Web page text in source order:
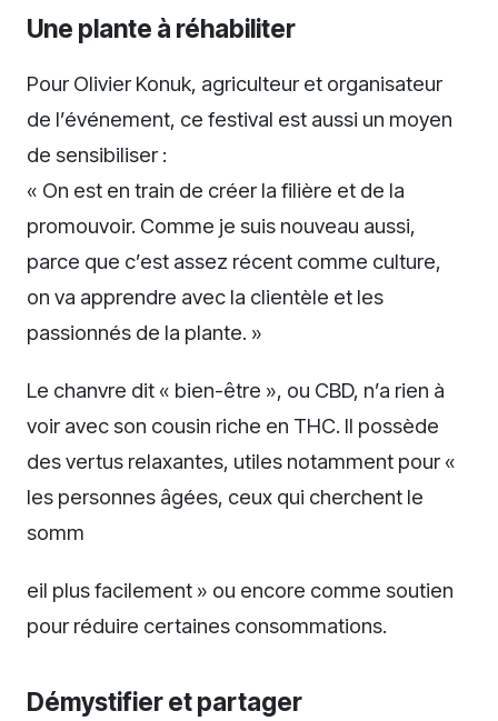
Une plante à réhabiliter
Pour Olivier Konuk, agriculteur et organisateur
de l’événement, ce festival est aussi un moyen
de sensibiliser :
« On est en train de créer la filière et de la
promouvoir. Comme je suis nouveau aussi,
parce que c’est assez récent comme culture,
on va apprendre avec la clientèle et les
passionnés de la plante. »
Le chanvre dit « bien-être », ou CBD, n’a rien à
voir avec son cousin riche en THC. Il possède
des vertus relaxantes, utiles notamment pour «
les personnes âgées, ceux qui cherchent le
somm
eil plus facilement » ou encore comme soutien
pour réduire certaines consommations.
Démystifier et partager